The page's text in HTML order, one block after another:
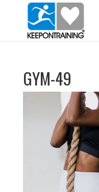
GYM-49